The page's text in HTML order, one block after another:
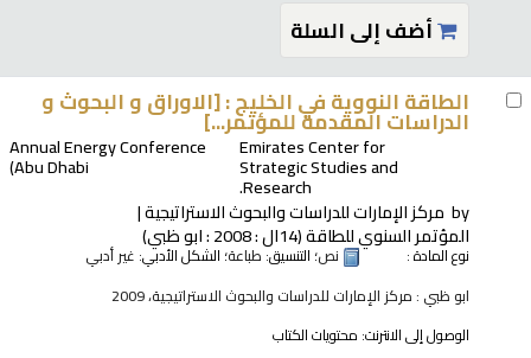
أضف إلى السلة
الطاقة النووية في الخليج : [الاوراق و البحوث و
الدراسات المقدمة للمؤتمر...]
Annual Energy Conference
Abu Dhabi)
Emirates Center for
Strategic Studies and
Research.
by مركز الإمارات للدراسات والبحوث الاستراتيجية
المؤتمر السنوي للطاقة(14ال : 2008 : ابو ظبي)
نوع المادة : نص؛ التنسيق:طباعة؛ الشكل الأدبي: غير أدبي
ابو ظبي : مركز الإمارات للدراسات والبحوث الاستراتيجية، 2009
الوصول إلى الانترنت: محتويات الكتاب